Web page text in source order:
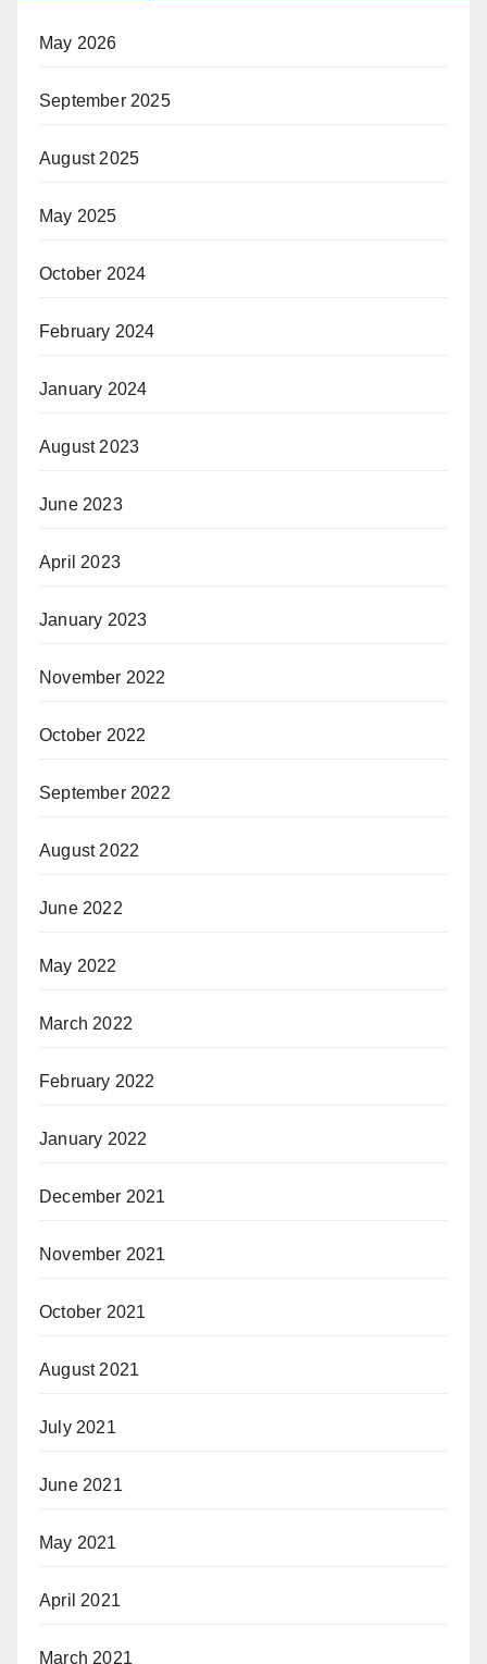
May 2026
September 2025
August 2025
May 2025
October 2024
February 2024
January 2024
August 2023
June 2023
April 2023
January 2023
November 2022
October 2022
September 2022
August 2022
June 2022
May 2022
March 2022
February 2022
January 2022
December 2021
November 2021
October 2021
August 2021
July 2021
June 2021
May 2021
April 2021
March 2021